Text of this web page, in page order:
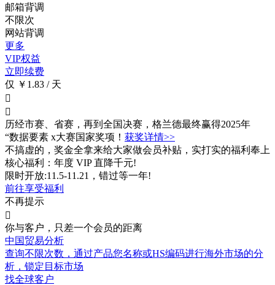
邮箱背调
不限次
网站背调
更多
VIP权益
立即续费
仅 ￥1.83 / 天


历经市赛、省赛，再到全国决赛，格兰德最终赢得2025年
“数据要素 x大赛国家奖项！ 获奖详情>>
不搞虚的，奖金全拿来给大家做会员补贴，实打实的福利奉上
核心福利：年度 VIP 直降千元!
限时开放:11.5-11.21，错过等一年!
前往享受福利
不再提示

你与客户，只差一个会员的距离
中国贸易分析
查询不限次数 ，通过产品您名称或HS编码进行海外市场的分
析，锁定目标市场
找全球客户